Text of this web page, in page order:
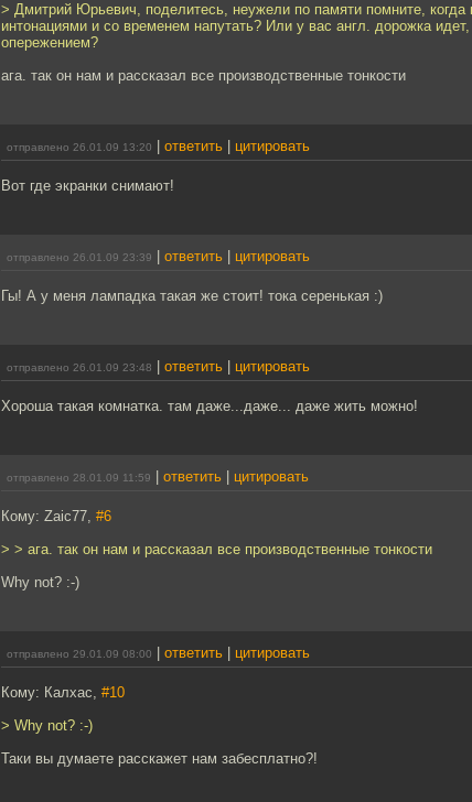
> Дмитрий Юрьевич, поделитесь, неужели по памяти помните,
интонациями и со временем напутать? Или у вас англ. дорожка
опережением?
ага. так он нам и рассказал все производственные тонкости
отправлено 26.01.09 13:20 ответить цитировать
Вот где экранки снимают!
отправлено 26.01.09 23:39 ответить цитировать
Гы! А у меня лампадка такая же стоит! тока серенькая :)
отправлено 26.01.09 23:48 ответить цитировать
Хороша такая комнатка. там даже...даже... даже жить можно!
отправлено 28.01.09 11:59 ответить цитировать
Кому: Zaic77, #6
> > ага. так он нам и рассказал все производственные тонкости
Why not? :-)
отправлено 29.01.09 08:00 ответить цитировать
Кому: Калхас, #10
> Why not? :-)
Таки вы думаете расскажет нам забесплатно?!